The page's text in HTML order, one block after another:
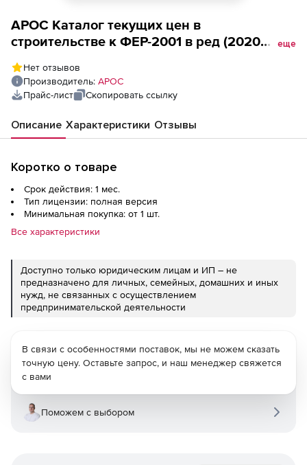
АРОС Каталог текущих цен в
строительстве к ФЕР-2001 в ред (2020
Стройинформресурс, за 1 месяц), 1-е
рабочее место
еще
Нет отзывов
Производитель: АРОС
Прайс-лист
Скопировать ссылку
Описание Характеристики Отзывы
Коротко о товаре
Срок действия: 1 мес.
Тип лицензии: полная версия
Минимальная покупка: от 1 шт.
Все характеристики
Доступно только юридическим лицам и ИП – не
предназначено для личных, семейных, домашних и иных
нужд, не связанных с осуществлением
предпринимательской деятельности
В связи с особенностями поставок, мы не можем сказать
точную цену. Оставьте запрос, и наш менеджер свяжется
с вами
Поможем с выбором